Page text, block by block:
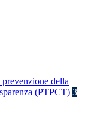
della
(PTPCT) 3